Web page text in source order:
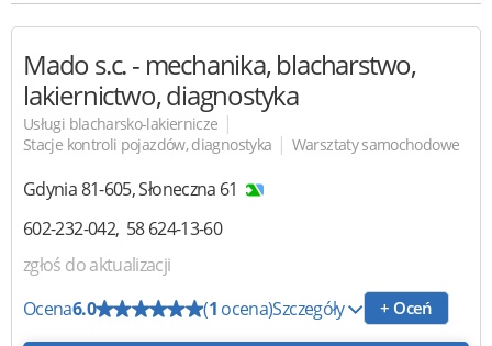
Mado s.c.- mechanika, blacharstwo,
lakiernictwo, diagnostyka
Usługi blacharsko-lakiernicze |
Stacje kontroli pojazdów, diagnostyka | Warsztaty samochodowe
Gdynia81-605,Słoneczna 61
602-232-042 58 624-13-60
zgłoś do aktualizacji
Ocena6.0 (1 ocena)Szczegóły + Oceń